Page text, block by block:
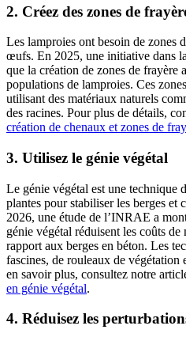
2. Créez des zones de
Les lamproies ont besoin de zones
œufs. En 2025, une initiative dans
que la création de zones de frayère
populations de lamproies. Ces
utilisant des matériaux naturels
des racines. Pour plus de détails,
création de chenaux et zones de
3. Utilisez le génie végétal
Le génie végétal est une technique
plantes pour stabiliser les berges et
2026, une étude de l’INRAE a
génie végétal réduisent les coûts
rapport aux berges en béton. Les
fascines, de rouleaux de végétation
en savoir plus, consultez notre
en génie végétal.
4. Réduisez les